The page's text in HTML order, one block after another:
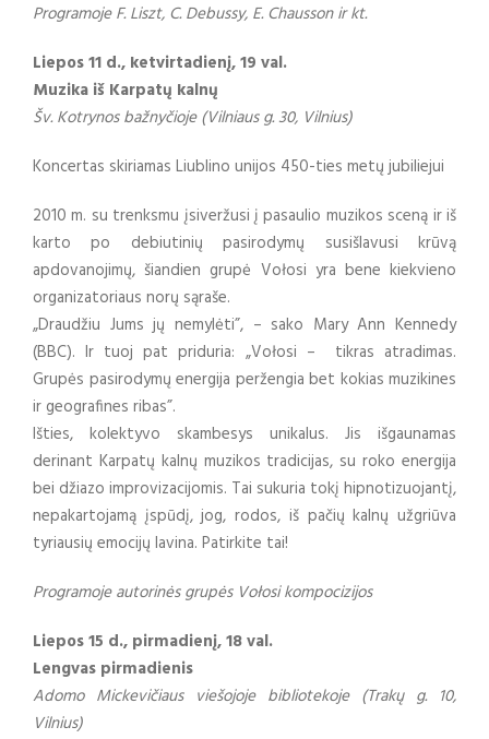
Programoje F. Liszt, C. Debussy, E. Chausson ir kt.
Liepos 11 d., ketvirtadienį, 19 val.
Muzika iš Karpatų kalnų
Šv. Kotrynos bažnyčioje (Vilniaus g. 30, Vilnius)
Koncertas skiriamas Liublino unijos 450-ties metų jubiliejui
2010 m. su trenksmu įsiveržusi į pasaulio muzikos sceną ir iš
karto po debiutinių pasirodymų susišlavusi krūvą
apdovanojimų, šiandien grupė Vołosi yra bene kiekvieno
organizatoriaus norų sąraše.
„Draudžiu Jums jų nemylėti”, – sako Mary Ann Kennedy
(BBC). Ir tuoj pat priduria: „Vołosi – tikras atradimas.
Grupės pasirodymų energija peržengia bet kokias muzikines
ir geografines ribas”.
Išties, kolektyvo skambesys unikalus. Jis išgaunamas
derinant Karpatų kalnų muzikos tradicijas, su roko energija
bei džiazo improvizacijomis. Tai sukuria tokį hipnotizuojantį,
nepakartojamą įspūdį, jog, rodos, iš pačių kalnų užgriūva
tyriausių emocijų lavina. Patirkite tai!
Programoje autorinės grupės Vołosi kompocizijos
Liepos 15 d., pirmadienį, 18 val.
Lengvas pirmadienis
Adomo Mickevičiaus viešojoje bibliotekoje (Trakų g. 10,
Vilnius)